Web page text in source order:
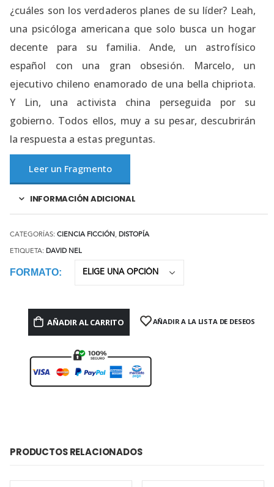
¿cuáles son los verdaderos planes de su líder? Leah,
una psicóloga americana que solo busca un hogar
decente para su familia. Ande, un astrofísico
español con una gran obsesión. Marcelo, un
ejecutivo chileno enamorado de una bella chipriota.
Y Lin, una activista china perseguida por su
gobierno. Todos ellos, muy a su pesar, descubrirán
la respuesta a estas preguntas.
Leer un Fragmento
INFORMACIÓN ADICIONAL
CATEGORÍAS: CIENCIA FICCIÓN, DISTOPÍA
ETIQUETA: DAVID NEL
FORMATO
AÑADIR AL CARRITO AÑADIR A LA LISTA DE DESEOS
PRODUCTOS RELACIONADOS